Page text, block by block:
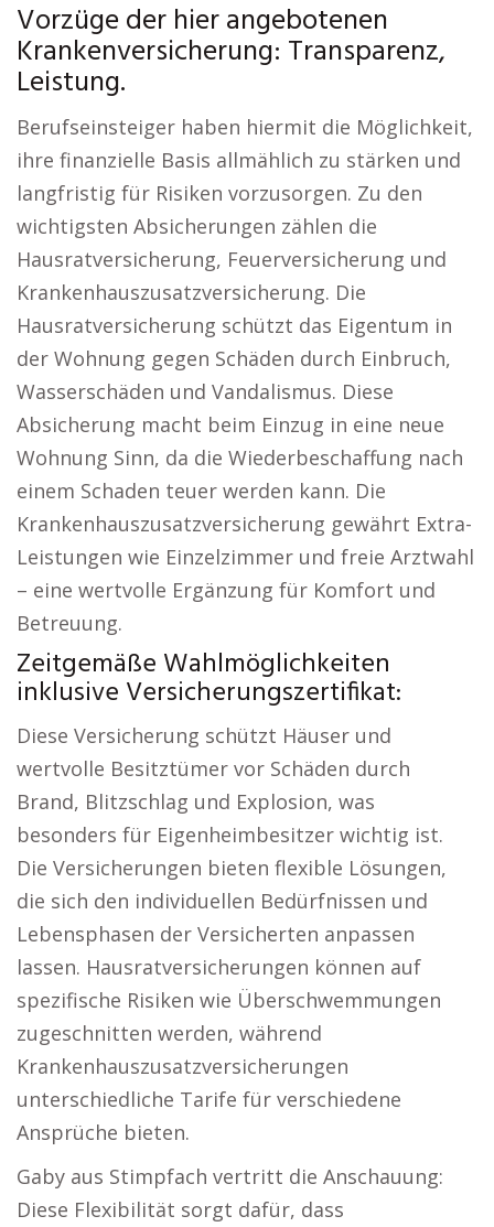
Vorzüge der hier angebotenen
Krankenversicherung: Transparenz,
Leistung.
Berufseinsteiger haben hiermit die Möglichkeit,
ihre finanzielle Basis allmählich zu stärken und
langfristig für Risiken vorzusorgen. Zu den
wichtigsten Absicherungen zählen die
Hausratversicherung, Feuerversicherung und
Krankenhauszusatzversicherung. Die
Hausratversicherung schützt das Eigentum in
der Wohnung gegen Schäden durch Einbruch,
Wasserschäden und Vandalismus. Diese
Absicherung macht beim Einzug in eine neue
Wohnung Sinn, da die Wiederbeschaffung nach
einem Schaden teuer werden kann. Die
Krankenhauszusatzversicherung gewährt Extra-
Leistungen wie Einzelzimmer und freie Arztwahl
– eine wertvolle Ergänzung für Komfort und
Betreuung.
Zeitgemäße Wahlmöglichkeiten
inklusive Versicherungszertifikat:
Diese Versicherung schützt Häuser und
wertvolle Besitztümer vor Schäden durch
Brand, Blitzschlag und Explosion, was
besonders für Eigenheimbesitzer wichtig ist.
Die Versicherungen bieten flexible Lösungen,
die sich den individuellen Bedürfnissen und
Lebensphasen der Versicherten anpassen
lassen. Hausratversicherungen können auf
spezifische Risiken wie Überschwemmungen
zugeschnitten werden, während
Krankenhauszusatzversicherungen
unterschiedliche Tarife für verschiedene
Ansprüche bieten.
Gaby aus Stimpfach vertritt die Anschauung:
Diese Flexibilität sorgt dafür, dass